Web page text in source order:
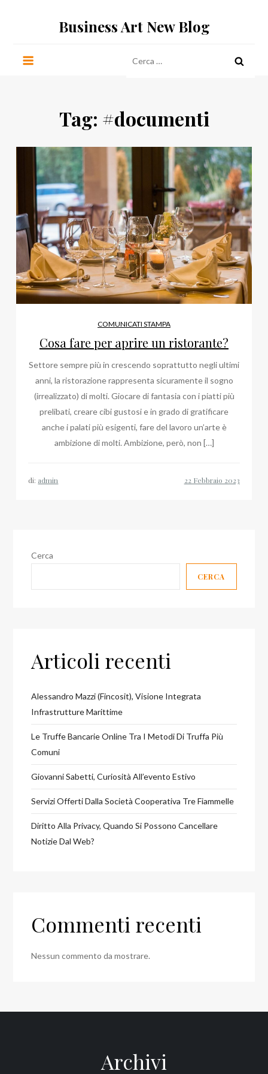
Business Art New Blog
per:
Tag: #documenti
COMUNICATI STAMPA
Cosa fare per aprire un ristorante?
Settore sempre più in crescendo soprattutto negli ultimi
anni, la ristorazione rappresenta sicuramente il sogno
(irrealizzato) di molti. Giocare di fantasia con i piatti più
prelibati, creare cibi gustosi e in grado di gratificare
anche i palati più esigenti, fare del lavoro un’arte è
ambizione di molti. Ambizione, però, non […]
di: admin
Cerca
CERCA
Articoli recenti
Alessandro Mazzi (Fincosit), Visione Integrata
Infrastrutture Marittime
Le Truffe Bancarie Online Tra I Metodi Di Truffa Più
Comuni
Giovanni Sabetti, Curiosità All’evento Estivo
Servizi Offerti Dalla Società Cooperativa Tre Fiammelle
Diritto Alla Privacy, Quando Si Possono Cancellare
Notizie Dal Web?
Commenti recenti
Nessun commento da mostrare.
Archivi